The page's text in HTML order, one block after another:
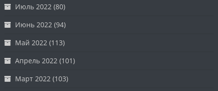
Июль 2022 (80)
Июнь 2022 (94)
Май 2022 (113)
Апрель 2022 (101)
Март 2022 (103)